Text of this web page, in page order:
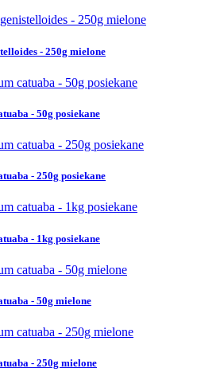
- 250g mielone
- 50g posiekane
- 250g posiekane
- 1kg posiekane
- 50g mielone
- 250g mielone